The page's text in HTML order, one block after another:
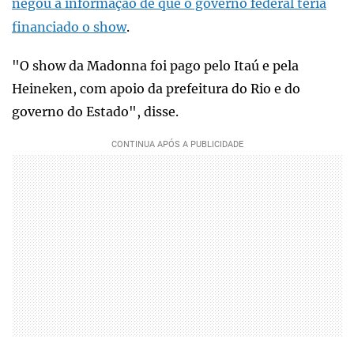
financiado o show.
"O show da Madonna foi pago pelo Itaú e pela
Heineken, com apoio da prefeitura do Rio e do
governo do Estado", disse.